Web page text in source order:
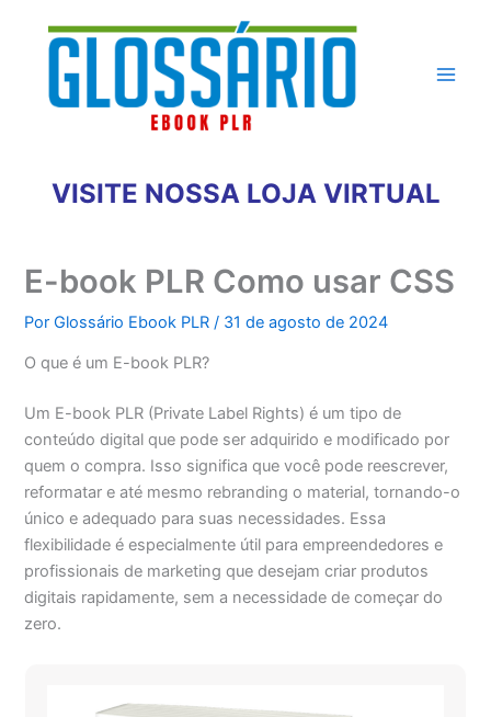
conteúdo
VISITE NOSSA LOJA VIRTUAL
E-book PLR Como usar CSS
PorGlossário Ebook PLR/ 31 de agosto de 2024
O que é um E-book PLR?
Um E-book PLR (Private Label Rights) é um tipo de
conteúdo digital que pode ser adquirido e modificado por
quem o compra. Isso significa que você pode reescrever,
reformatar e até mesmo rebranding o material, tornando-o
único e adequado para suas necessidades. Essa
flexibilidade é especialmente útil para empreendedores e
profissionais de marketing que desejam criar produtos
digitais rapidamente, sem a necessidade de começar do
zero.